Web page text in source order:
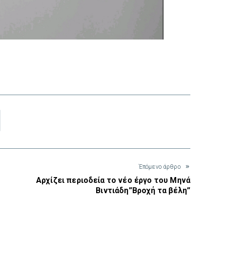
Έπόμενο άρθρο
Αρχίζει περιοδεία το νέο έργο του Μηνά
Βιντιάδη”Βροχή τα βέλη”